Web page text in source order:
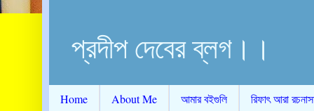
প্রদীপ দেবের ব্লগ।।
Home About Me আমার বইগুলি
রিফাৎ আরা